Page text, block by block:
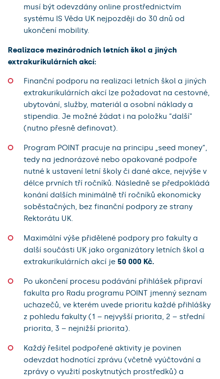
musí být odevzdány online prostřednictvím
systému IS Věda UK nejpozději do 30 dnů od
ukončení mobility.
Realizace mezinárodních letních škol a jiných
extrakurikulárních akcí:
Finanční podporu na realizaci letních škol a jiných
extrakurikulárních akcí lze požadovat na cestovné,
ubytování, služby, materiál a osobní náklady a
stipendia. Je možné žádat i na položku “další"
(nutno přesně definovat).
Program POINT pracuje na principu „seed money“,
tedy na jednorázové nebo opakované podpoře
nutné k ustavení letní školy či dané akce, nejvýše v
délce prvních tří ročníků. Následně se předpokládá
konání dalších minimálně tří ročníků ekonomicky
soběstačných, bez finanční podpory ze strany
Rektorátu UK.
Maximální výše přidělené podpory pro fakulty a
další součásti UK jako organizátory letních škol a
extrakurikulárních akcí je 50 000 Kč.
Po ukončení procesu podávání přihlášek připraví
fakulta pro Radu programu POINT jmenný seznam
uchazečů, ve kterém uvede prioritu každé přihlášky
z pohledu fakulty (1 – nejvyšší priorita, 2 – střední
priorita, 3 – nejnižší priorita).
Každý řešitel podpořené aktivity je povinen
odevzdat hodnotící zprávu (včetně vyúčtování a
zprávy o využití poskytnutých prostředků) a